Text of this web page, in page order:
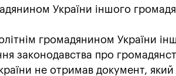
України іншого
громадянином України
законодавства про
не отримав документ, який